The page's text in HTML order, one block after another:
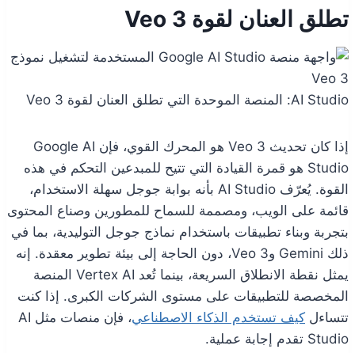
تطلق العنان لقوة Veo 3
AI Studio: المنصة الموحدة التي تطلق العنان لقوة Veo 3
إذا كان تحديث Veo 3 هو المحرك القوي، فإن Google AI
Studio هو قمرة القيادة التي تتيح للمبدعين التحكم في هذه
القوة. يُعرّف AI Studio بأنه بوابة جوجل سهلة الاستخدام،
قائمة على الويب، ومصممة للسماح للمطورين وصناع المحتوى
بتجربة وبناء تطبيقات باستخدام نماذج جوجل التوليدية، بما في
ذلك Gemini وVeo 3، دون الحاجة إلى بيئة تطوير معقدة. إنه
يمثل نقطة الانطلاق السريعة، بينما تُعد Vertex AI المنصة
المخصصة للتطبيقات على مستوى الشركات الكبرى. إذا كنت
تتساءل كيف تستخدم الذكاء الاصطناعي
، فإن منصات مثل AI
Studio تقدم إجابة عملية.